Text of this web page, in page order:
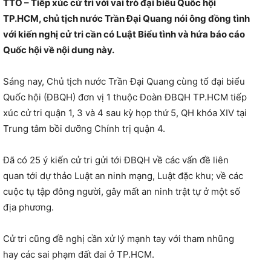
TTO – Tiếp xúc cử tri với vai trò đại biểu Quốc hội
TP.HCM, chủ tịch nước Trần Đại Quang nói ông đồng tình
với kiến nghị cử tri cần có Luật Biểu tình và hứa báo cáo
Quốc hội về nội dung này.
Sáng nay, Chủ tịch nước Trần Đại Quang cùng tổ đại biểu
Quốc hội (ĐBQH) đơn vị 1 thuộc Đoàn ĐBQH TP.HCM tiếp
xúc cử tri quận 1, 3 và 4 sau kỳ họp thứ 5, QH khóa XIV tại
Trung tâm bồi dưỡng Chính trị quận 4.
Đã có 25 ý kiến cử tri gửi tới ĐBQH về các vấn đề liên
quan tới dự thảo Luật an ninh mạng, Luật đặc khu; về các
cuộc tụ tập đông người, gây mất an ninh trật tự ở một số
địa phương.
Cử tri cũng đề nghị cần xử lý mạnh tay với tham nhũng
hay các sai phạm đất đai ở TP.HCM.